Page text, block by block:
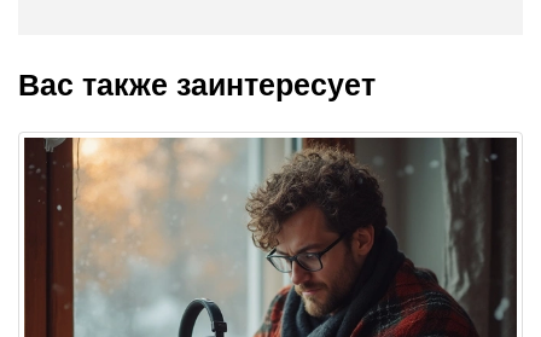
Вас также заинтересует